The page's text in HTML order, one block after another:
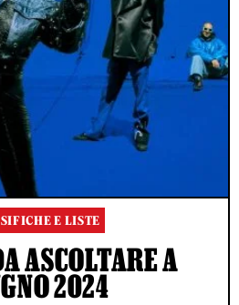
E LISTE
ASCOLTARE A
2024